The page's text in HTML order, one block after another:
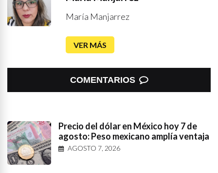
María Manjarrez
VER MÁS
COMENTARIOS
Precio del dólar en México hoy 7 de
agosto: Peso mexicano amplía ventaja
AGOSTO 7, 2026